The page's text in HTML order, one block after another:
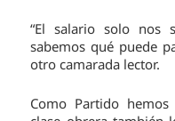
“El salario solo nos
sabemos qué puede
otro camarada lector.
Como Partido